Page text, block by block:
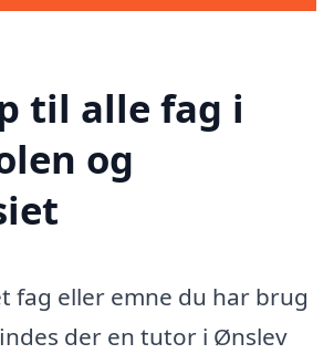
til alle fag i
og
fag eller emne du har brug
der en tutor i Ønslev